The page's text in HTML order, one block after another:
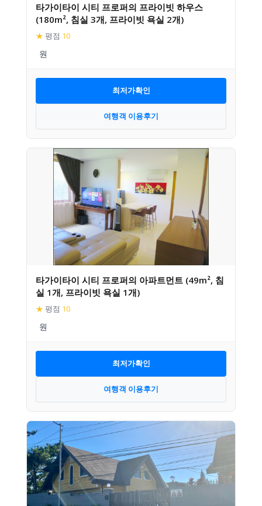
타가이타이 시티 프로퍼의 프라이빗 하우스
(180m², 침실 3개, 프라이빗 욕실 2개)
★ 평점 10
최저가확인
여행객 이용후기
타가이타이 시티 프로퍼의 아파트먼트 (49m², 침
실 1개, 프라이빗 욕실 1개)
★ 평점 10
최저가확인
여행객 이용후기